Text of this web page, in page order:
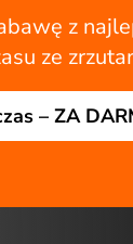
z
ze
– ZA